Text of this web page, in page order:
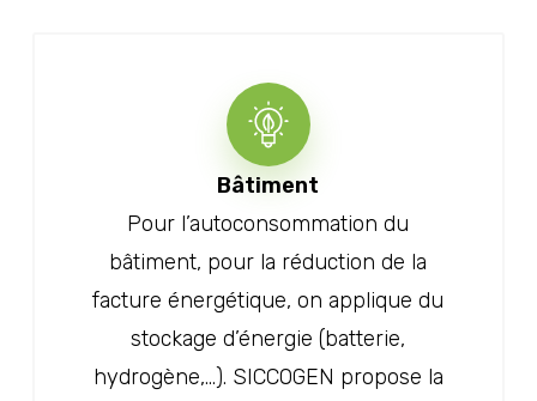
Bâtiment
Pour l’autoconsommation du
bâtiment, pour la réduction de la
facture énergétique, on applique du
stockage d’énergie (batterie,
hydrogène,…). SICCOGEN propose la